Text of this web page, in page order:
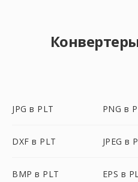
JPG в PLT PNG в
DXF в PLT JPEG в
BMP в PLT EPS в